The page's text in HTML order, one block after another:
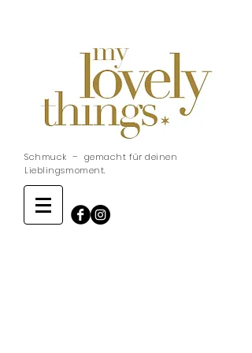
Schmuck – gemacht für deinen
Lieblingsmoment.